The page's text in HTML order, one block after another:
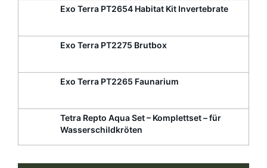
Exo Terra PT2654 Habitat Kit Invertebrate
Exo Terra PT2275 Brutbox
Exo Terra PT2265 Faunarium
Tetra Repto Aqua Set – Komplettset – für
Wasserschildkröten